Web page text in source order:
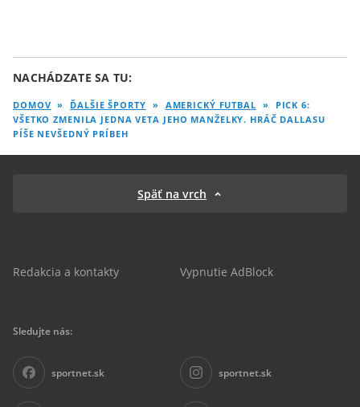
NACHÁDZATE SA TU:
DOMOV » ĎALŠIE ŠPORTY » AMERICKÝ FUTBAL »
PICK 6:
VŠETKO ZMENILA JEDNA VETA JEHO MANŽELKY. HRÁČ DALLASU
PÍŠE NEVŠEDNÝ PRÍBEH
Späť na vrch
Redakcia a kontakty Vypnutie AdBlock
Sledujte nás:
sportnet.sk sportnet.sk